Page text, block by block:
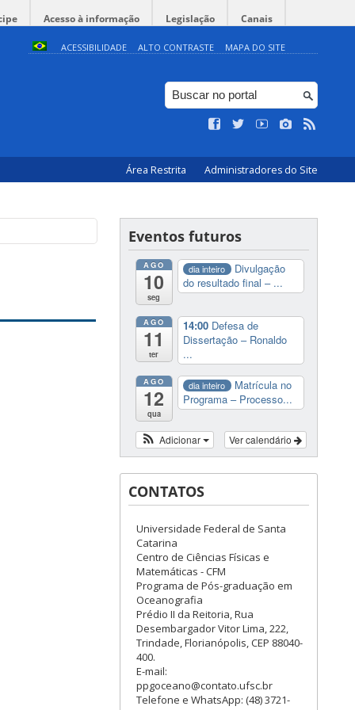
Acesso à informação Legislação Canais
ACESSIBILIDADE ALTO CONTRASTE MAPA DO SITE
Área Restrita Administradores do Site
Eventos futuros
AGO
10
seg
dia inteiro
Divulgação
do resultado final – ...
AGO
11
ter
14:00 Defesa de
Dissertação – Ronaldo
...
AGO
12
qua
dia inteiro
Matrícula no
Programa – Processo...
Ver calendário
Adicionar
CONTATOS
Universidade Federal de Santa
Catarina
Centro de Ciências Físicas e
Matemáticas - CFM
Programa de Pós-graduação em
Oceanografia
Prédio II da Reitoria, Rua
Desembargador Vitor Lima, 222,
Trindade, Florianópolis, CEP 88040-
400.
E-mail:
ppgoceano@contato.ufsc.br
Telefone e WhatsApp: (48) 3721-